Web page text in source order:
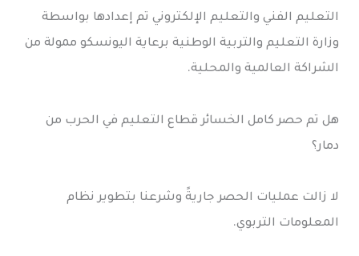
التعليم الفني والتعليم الإلكتروني تم إعدادها بواسطة
وزارة التعليم والتربية الوطنية برعاية اليونسكو ممولة من
الشراكة العالمية والمحلية.
هل تم حصر كامل الخسائر قطاع التعليم في الحرب من
دمار؟
لا زالت عمليات الحصر جاريةً وشرعنا بتطوير نظام
المعلومات التربوي.